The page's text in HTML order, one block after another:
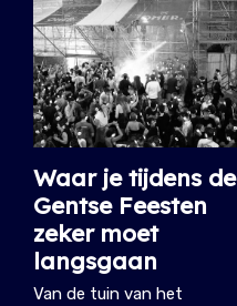
Waar je tijdens de
Gentse Feesten
zeker moet
langsgaan
Van de tuin van het